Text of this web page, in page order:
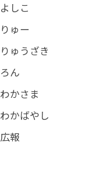
よしこ
りゅー
りゅうざき
ろん
わかさま
わかばやし
広報